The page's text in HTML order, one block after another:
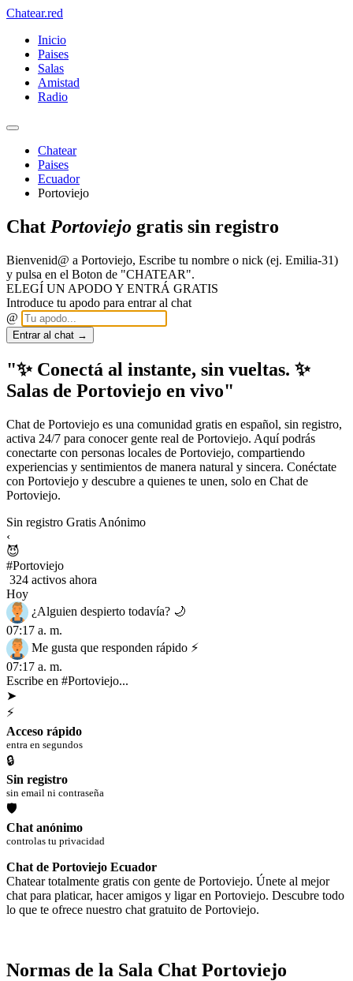
Chatear.red
Inicio
Paises
Salas
Amistad
Radio
Chatear
Paises
Ecuador
Portoviejo
Chat Portoviejo gratis sin registro
Bienvenid@ a Portoviejo, Escribe tu nombre o nick (ej. Emilia-31)
y pulsa en el Boton de "CHATEAR".
ELEGÍ UN APODO Y ENTRÁ GRATIS
Introduce tu apodo para entrar al chat
@
Entrar al chat →
"✨ Conectá al instante, sin vueltas. ✨
Salas de Portoviejo en vivo"
Chat de Portoviejo es una comunidad gratis en español, sin registro,
activa 24/7 para conocer gente real de Portoviejo. Aquí podrás
conectarte con personas locales de Portoviejo, compartiendo
experiencias y sentimientos de manera natural y sincera. Conéctate
con Portoviejo y descubre a quienes te unen, solo en Chat de
Portoviejo.
Sin registro Gratis Anónimo
‹
😈
#Portoviejo
324 activos ahora
Hoy
¿Alguien despierto todavía? 🌙
07:17 a. m.
Me gusta que responden rápido ⚡
07:17 a. m.
Escribe en #Portoviejo...
➤
⚡
Acceso rápido
entra en segundos
🔒
Sin registro
sin email ni contraseña
🛡
Chat anónimo
controlas tu privacidad
Chat de Portoviejo Ecuador
Chatear totalmente gratis con gente de Portoviejo. Únete al mejor
chat para platicar, hacer amigos y ligar en Portoviejo. Descubre todo
lo que te ofrece nuestro chat gratuito de Portoviejo.
Normas de la Sala Chat Portoviejo